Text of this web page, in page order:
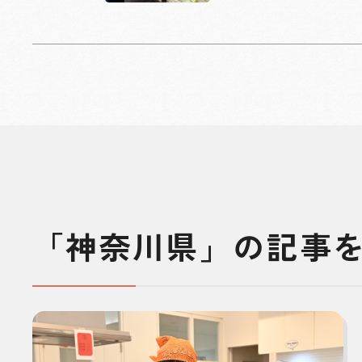
「神奈川県」の記事